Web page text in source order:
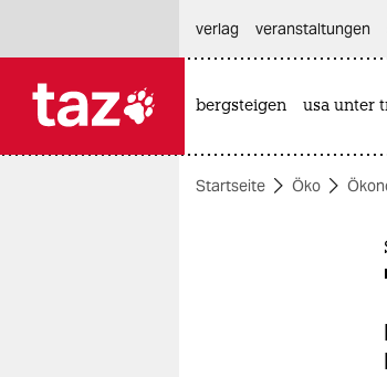
themen
verlag
veranstaltungen
bergsteigen usa unter
Startseite Öko